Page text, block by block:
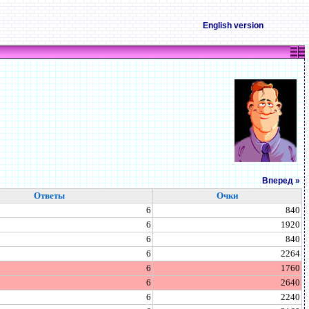
English version
Вперед »
Ответы
Очки
6
840
6
1920
6
840
6
2264
6
1760
6
2640
6
2240